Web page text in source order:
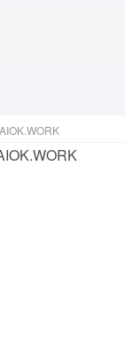
AIOK.WORK